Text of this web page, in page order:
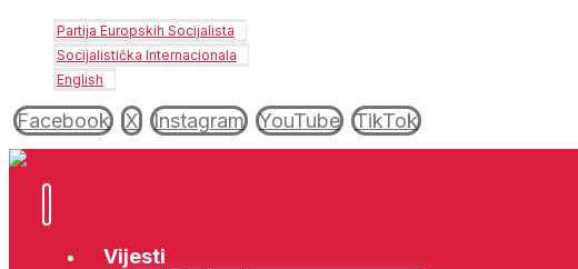
Partija Europskih Socijalista
Socijalistička Internacionala
English
Facebook X Instagram YouTube TikTok
Vijesti